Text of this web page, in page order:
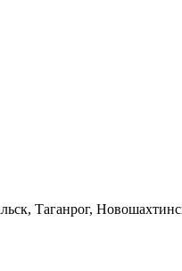
Таганрог,